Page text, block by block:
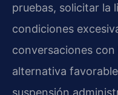
pruebas, solicitar la
condiciones
conversaciones
alternativa
suspensión